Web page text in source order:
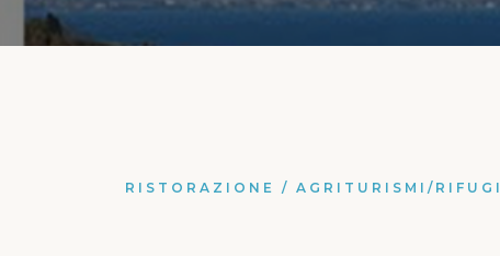
RISTORAZIONE / AGRITURISMI/RIFUGI